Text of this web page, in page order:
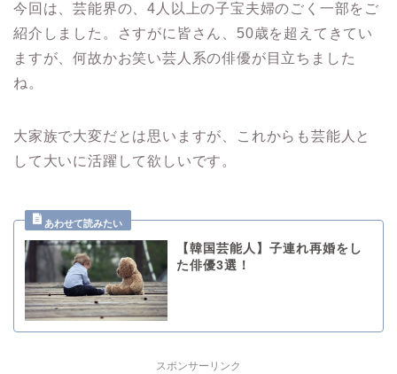
今回は、芸能界の、4人以上の子宝夫婦のごく一部をご
紹介しました。さすがに皆さん、50歳を超えてきてい
ますが、何故かお笑い芸人系の俳優が目立ちました
ね。
大家族で大変だとは思いますが、これからも芸能人と
して大いに活躍して欲しいです。
【韓国芸能人】子連れ再婚をし
た俳優3選！
スポンサーリンク